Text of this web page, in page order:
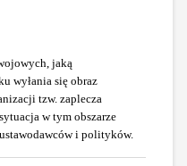
jaką
wyłania się obraz
tzw. zaplecza
w tym obszarze
i polityków.